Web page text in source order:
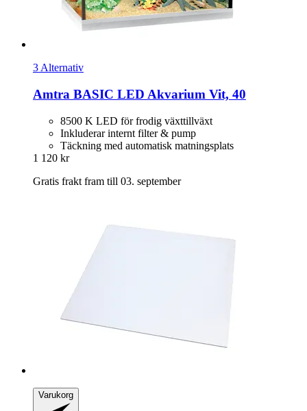
3 Alternativ
Amtra BASIC LED Akvarium Vit, 40
8500 K LED för frodig växttillväxt
Inkluderar internt filter & pump
Täckning med automatisk matningsplats
1 120 kr
Gratis frakt fram till 03. september
Varukorg